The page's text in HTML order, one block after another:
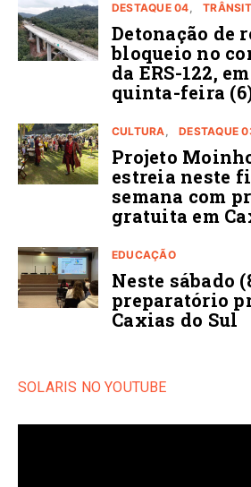
DESTAQUE 04
Detonação de
bloqueio no
da ERS-122,
quinta-feira
CULTURA DESTAQUE
Projeto
estreia neste
semana com
gratuita em
EDUCAÇÃO
Neste sábado
preparatório
Caxias do Sul
SOLARIS NO YOUTUBE